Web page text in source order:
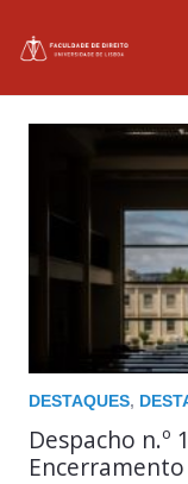
DESTAQUES,
Despacho n.º